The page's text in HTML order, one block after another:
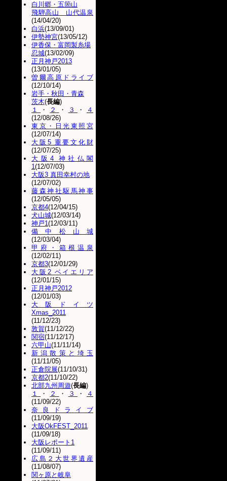
白川郷・五箇山
飛騨高山 山代温泉
(14/04/20)
白浜(13/09/01)
伊勢神宮(13/05/12)
伊香保・富岡製糸場
忍城(13/02/09)
正月神戸2013
(13/01/05)
曽爾高原ドライブ
(12/10/14)
岩手・秋田・青森
茨木(長編)
１
・ ２ ・ ３ ・
４
(12/08/26)
東京・日光東照宮
(12/07/14)
大阪5 重要文化財
(12/07/25)
大阪4 神社仏閣
1(12/07/03)
大阪3 真田幸村の地
(12/07/02)
藤森神社駆馬神事
(12/05/05)
京都4(12/04/15)
犬山城(12/03/14)
神戸1(12/03/11)
備中松山城
(12/03/04)
甲府・箱根温泉
(12/02/11)
京都3(12/01/29)
大阪2 ベイエリア
(12/01/15)
正月神戸2012
(12/01/03)
大阪ドイツ
Xmas_2011
(11/12/23)
敦賀(11/12/22)
関宿(11/12/17)
六甲山(11/11/14)
新潟散策と埼玉
(11/11/05)
正倉院展(11/10/31)
京都2(11/10/22)
北部九州周遊(長編)
１
・ ２ ・ ３ ・
４
(11/09/22)
奈良ドライブ
(11/09/19)
大阪OkFEST_2011
(11/09/18)
大阪レポート1
(11/09/11)
広島２大世界遺産
(11/08/07)
関ヶ原と岐阜